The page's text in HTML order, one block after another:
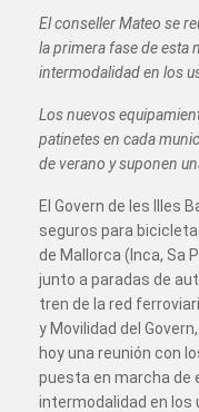
El conseller Mateo se
la primera fase de esta
intermodalidad en los
Los nuevos
patinetes en cada
de verano y suponen
El Govern de les Illes
seguros para
de Mallorca (Inca, Sa
junto a paradas de
tren de la red
y Movilidad del
hoy una reunión con
puesta en marcha de
intermodalidad en los